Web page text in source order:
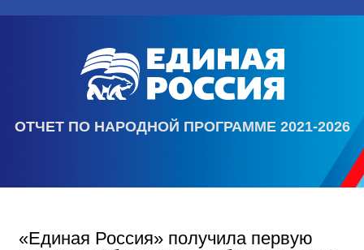
ОТЧЕТ ПО НАРОДНОЙ ПРОГРАММЕ 2021-2026
«Единая Россия» получила первую